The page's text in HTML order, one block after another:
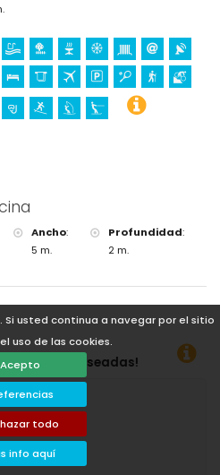
usted continua a navegar por el sitio
uso de las cookies.
Acepto
todo
info aquí
Ancho:
5 m.
Profundidad:
2 m.